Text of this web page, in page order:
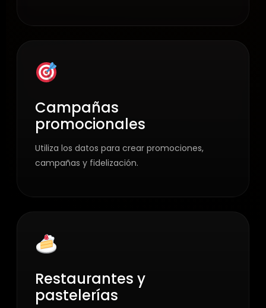
Campañas
promocionales
Utiliza los datos para crear promociones,
campañas y fidelización.
Restaurantes y
pastelerías